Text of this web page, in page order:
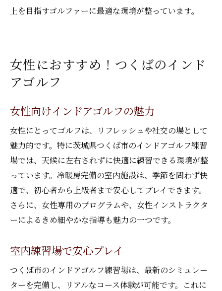
上を目指すゴルファーに最適な環境が整っています。
女性におすすめ！つくばのインド
アゴルフ
女性向けインドアゴルフの魅力
女性にとってゴルフは、リフレッシュや社交の場として
魅力的です。特に茨城県つくば市のインドアゴルフ練習
場では、天候に左右されずに快適に練習できる環境が整
っています。冷暖房完備の室内施設は、季節を問わず快
適で、初心者から上級者まで安心してプレイできます。
さらに、女性専用のプログラムや、女性インストラクタ
ーによるきめ細やかな指導も魅力の一つです。
室内練習場で安心プレイ
つくば市のインドアゴルフ練習場は、最新のシミュレー
ターを完備し、リアルなコース体験が可能です。これに